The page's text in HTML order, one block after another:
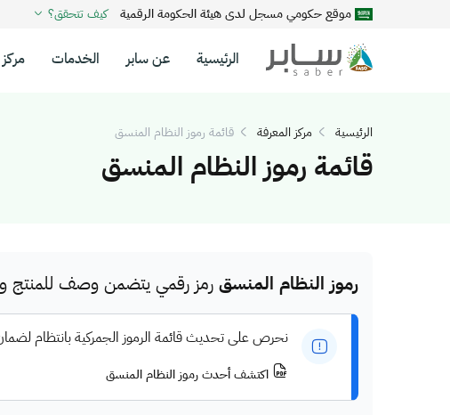
موقع حكومي مسجل لدى هيئة الحكومة الرقمية كيف تتحقق؟
الرئيسية عن سابر الخدمات
الرئيسية مركز المعرفة قائمة رموز النظام المنسق
قائمة رموز النظام المنسق
رموز النظام المنسق رمز رقمي يتضمن وصف للمنتج
نحرص على تحديث قائمة الرموز الجمركية بانتظام
اكتشف أحدث رموز النظام المنسق